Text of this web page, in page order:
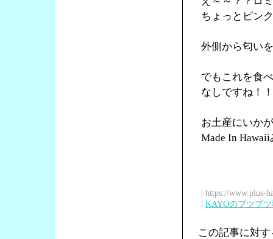
ちょっとピン
外側から匂い
でもこれを食
なしですね！
お土産にいか
Made In
| https://www.plus-
| KAYOのブツブ
この記事に対